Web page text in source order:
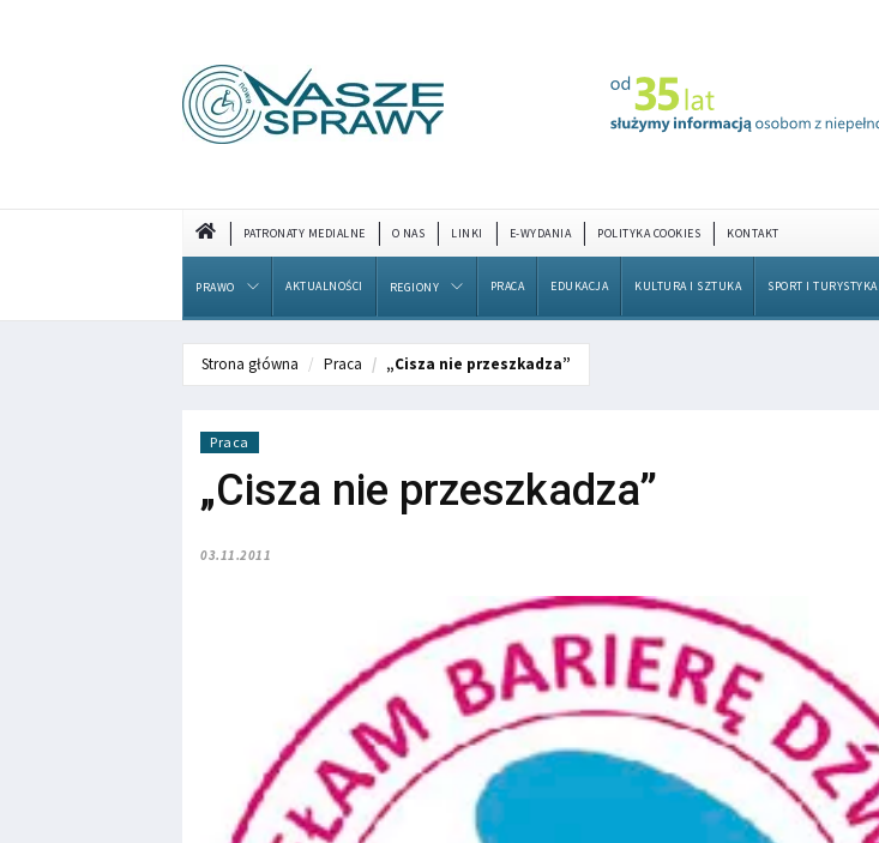
PATRONATY MEDIALNE O NAS LINKI E-WYDANIA POLITYKA COOKIES KONTAKT
PRAWO AKTUALNOŚCI REGIONY PRACA EDUKACJA KULTURA I SZTUKA SPORT I TURYSTYKA
Strona główna Praca „Cisza nie przeszkadza”
Praca
„Cisza nie przeszkadza”
03.11.2011